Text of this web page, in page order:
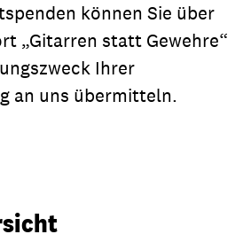
können Sie über
„Gitarren statt Gewehre“
Ihrer
an uns übermitteln.